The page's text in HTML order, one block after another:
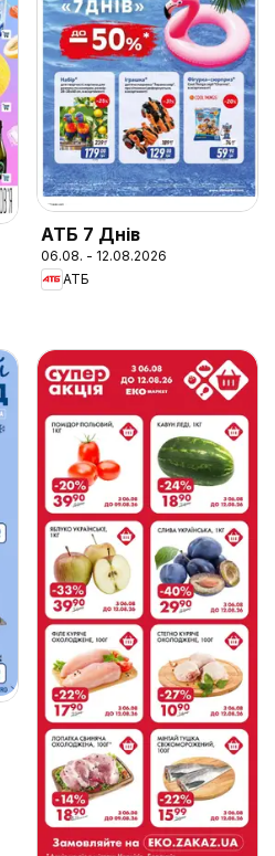
АТБ 7 Днів
06.08. - 12.08.2026
АТБ